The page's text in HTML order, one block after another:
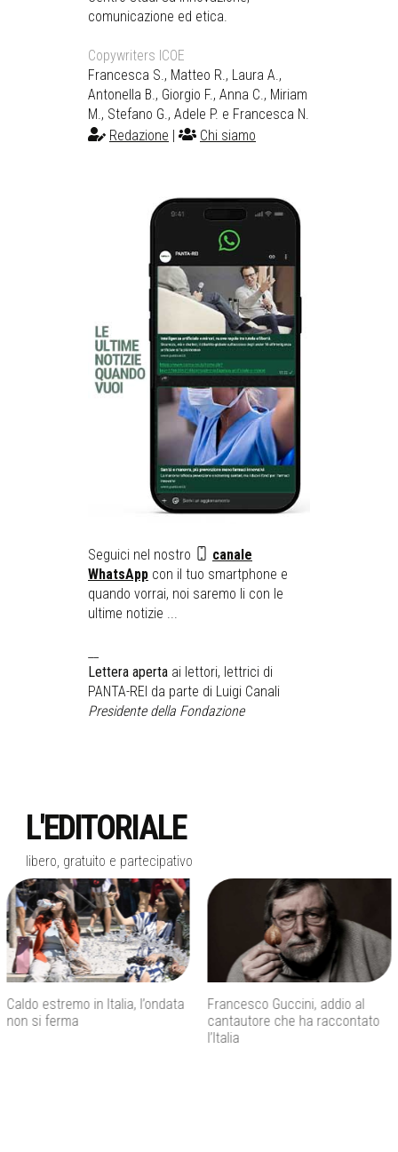
comunicazione ed etica.
Copywriters ICOE
Francesca S., Matteo R., Laura A.,
Antonella B., Giorgio F., Anna C., Miriam
M., Stefano G., Adele P. e Francesca N.
Redazione
Chi siamo
Seguici nel nostro
canale
WhatsApp con il tuo smartphone e
quando vorrai, noi saremo li con le
ultime notizie ...
Lettera aperta ai lettori, lettrici di
PANTA-REI da parte di Luigi Canali
Presidente della Fondazione
L'EDITORIALE
libero, gratuito e partecipativo
Francesco Guccini, addio al
cantautore che ha raccontato
Inps, bonus assunzioni per
madri con tre figli e incentivi per
giovani under 35